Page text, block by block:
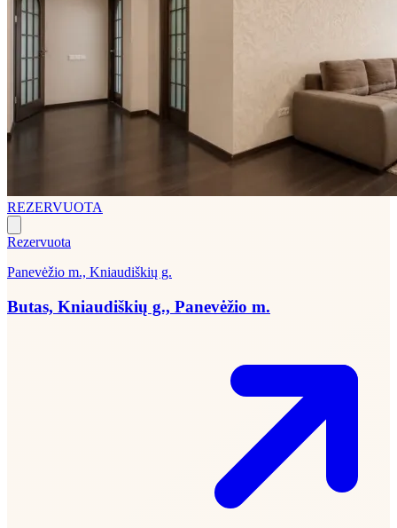
REZERVUOTA
Rezervuota
Panevėžio m., Kniaudiškių g.
Butas, Kniaudiškių g., Panevėžio m.